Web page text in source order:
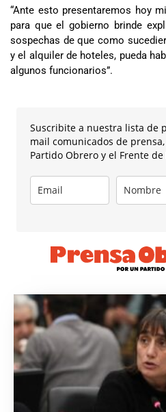
“Ante esto presentaremos hoy
para que el gobierno brinde
sospechas de que como
y el alquiler de hoteles, pueda
algunos funcionarios”.
Suscribite a nuestra lista de
mail comunicados de
Partido Obrero y el Frente